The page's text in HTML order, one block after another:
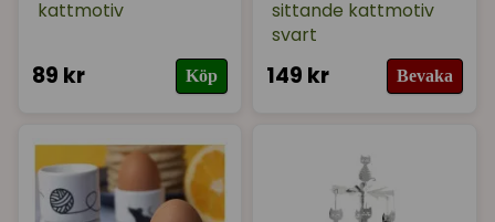
kattmotiv
89 kr Köp
sittande kattmotiv
svart
149 kr Bevaka